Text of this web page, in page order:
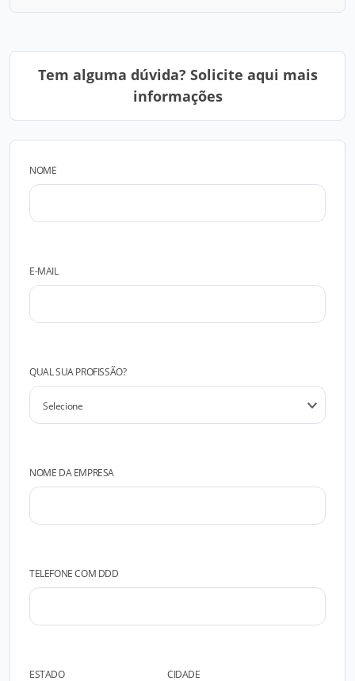
Tem alguma dúvida? Solicite aqui mais
informações
NOME
E-MAIL
QUAL SUA PROFISSÃO?
NOME DA EMPRESA
TELEFONE COM DDD
ESTADO CIDADE